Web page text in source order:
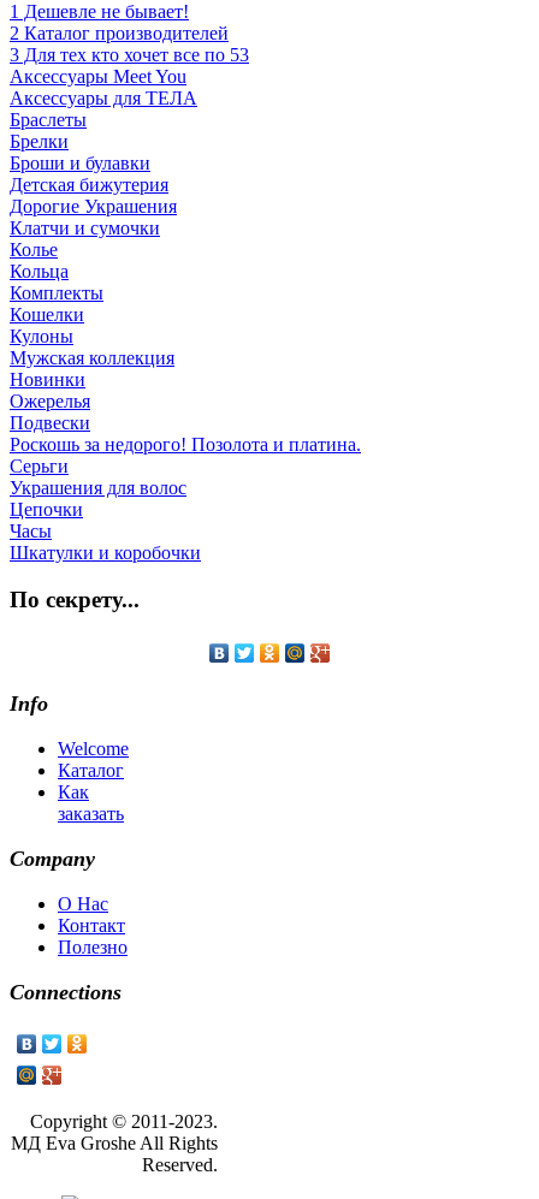
1 Дешевле не бывает!
2 Каталог производителей
3 Для тех кто хочет все по 53
Аксессуары Meet You
Аксессуары для ТЕЛА
Браслеты
Брелки
Броши и булавки
Детская бижутерия
Дорогие Украшения
Клатчи и сумочки
Колье
Кольца
Комплекты
Кошелки
Кулоны
Мужская коллекция
Новинки
Ожерелья
Подвески
Роскошь за недорого! Позолота и платина.
Серьги
Украшения для волос
Цепочки
Часы
Шкатулки и коробочки
По секрету...
Info
Welcome
Каталог
Как
заказать
Company
О Нас
Контакт
Полезно
Connections
Copyright © 2011-2023.
МД Eva Groshe All Rights
Reserved.